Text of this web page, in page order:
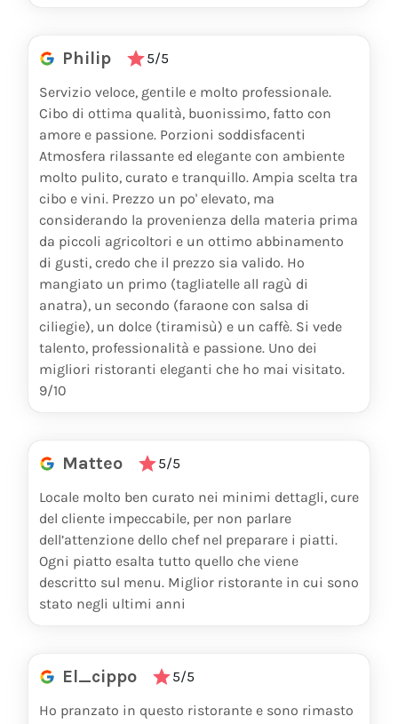
Philip
5/5
Servizio veloce, gentile e molto professionale.
Cibo di ottima qualità, buonissimo, fatto con
amore e passione. Porzioni soddisfacenti
Atmosfera rilassante ed elegante con ambiente
molto pulito, curato e tranquillo. Ampia scelta tra
cibo e vini. Prezzo un po' elevato, ma
considerando la provenienza della materia prima
da piccoli agricoltori e un ottimo abbinamento
di gusti, credo che il prezzo sia valido. Ho
mangiato un primo (tagliatelle all ragù di
anatra), un secondo (faraone con salsa di
ciliegie), un dolce (tiramisù) e un caffè. Si vede
talento, professionalità e passione. Uno dei
migliori ristoranti eleganti che ho mai visitato.
9/10
Matteo
5/5
Locale molto ben curato nei minimi dettagli, cure
del cliente impeccabile, per non parlare
dell’attenzione dello chef nel preparare i piatti.
Ogni piatto esalta tutto quello che viene
descritto sul menu. Miglior ristorante in cui sono
stato negli ultimi anni
El_cippo
5/5
Ho pranzato in questo ristorante e sono rimasto